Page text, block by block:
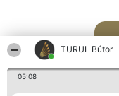
TURUL Bútor
05:08